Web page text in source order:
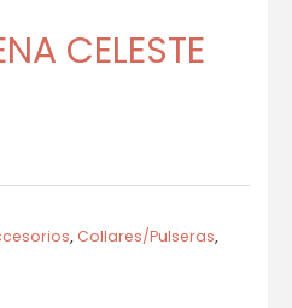
CELESTE
, Collares/Pulseras,